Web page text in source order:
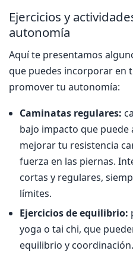
Ejercicios y
autonomía
Aquí te presentamos
que puedes incorporar en
promover tu autonomía:
Caminatas regulares:
bajo impacto que puede
mejorar tu resistencia
fuerza en las piernas.
cortas y regulares,
límites.
Ejercicios de equilibrio:
yoga o tai chi, que
equilibrio y coordinación.